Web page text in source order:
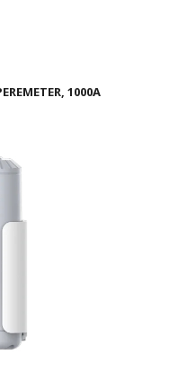
1000A